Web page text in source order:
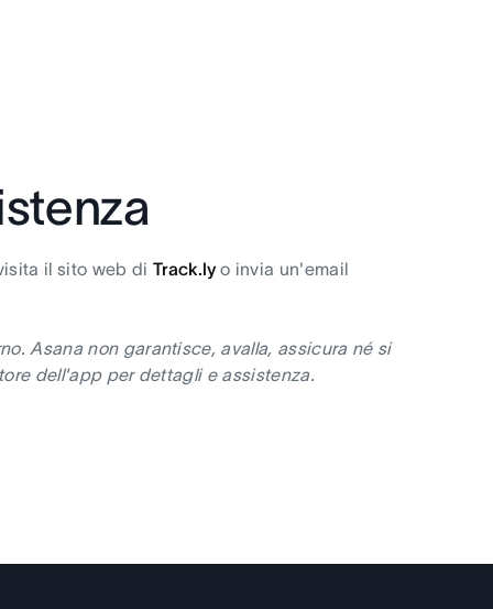
il sito web di Track.lyo invia un'email
Asana non garantisce, avalla, assicura né si
dell'app per dettagli e assistenza.